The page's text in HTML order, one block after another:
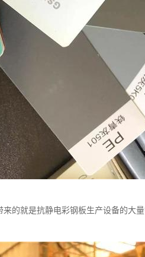
的就是抗静电彩钢板生产设备的大